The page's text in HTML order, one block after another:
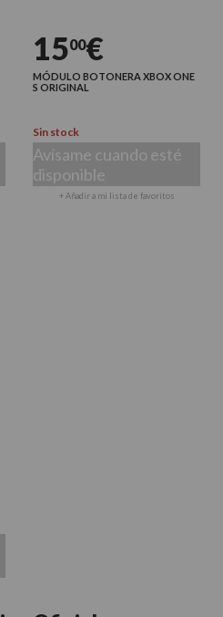
1500€
MÓDULO BOTONERA XBOX ONE
S ORIGINAL
Sin stock
Avísame cuando esté
disponible
+ Añadir a mi lista de favoritos